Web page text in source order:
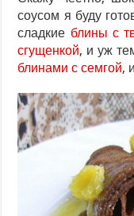
соусом я буду
сладкие блины с
сгущенкой, и уж
блинами с семгой, и